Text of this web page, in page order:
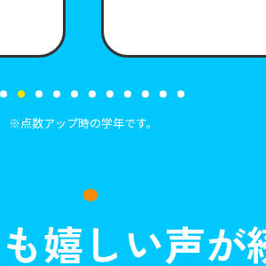
※点数アップ時の学年です。
嬉しい声が